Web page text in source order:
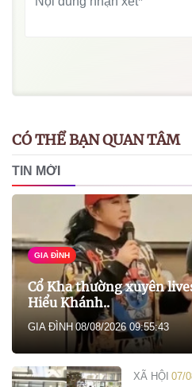
CÓ THỂ BẠN QUAN TÂM
TIN MỚI
GIA ĐÌNH
Cổ Kha thường xuyên
Hiểu Khánh..
GIA ĐÌNH 08/08/2026 09:55:43
XÃ HỘI 07/